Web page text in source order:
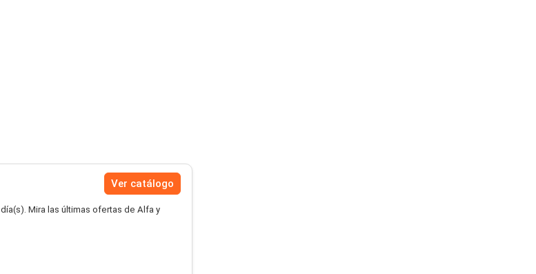
Ver catálogo
día(s). Mira las últimas ofertas de Alfa y